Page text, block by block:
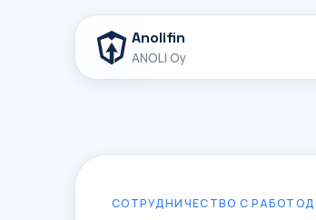
Anolifin
ANOLI Oy
СОТРУДНИЧЕСТВО С